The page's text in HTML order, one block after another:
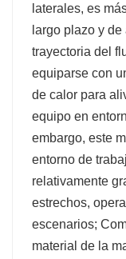
laterales, es
largo plazo y
trayectoria del
equiparse con
de calor para
equipo en
embargo, este
entorno de
relativamente
estrechos,
escenarios;
material de la